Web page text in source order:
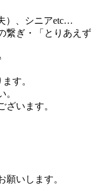
）、シニアetc…
繋ぎ・「とりあえず
す。
います。
いします。